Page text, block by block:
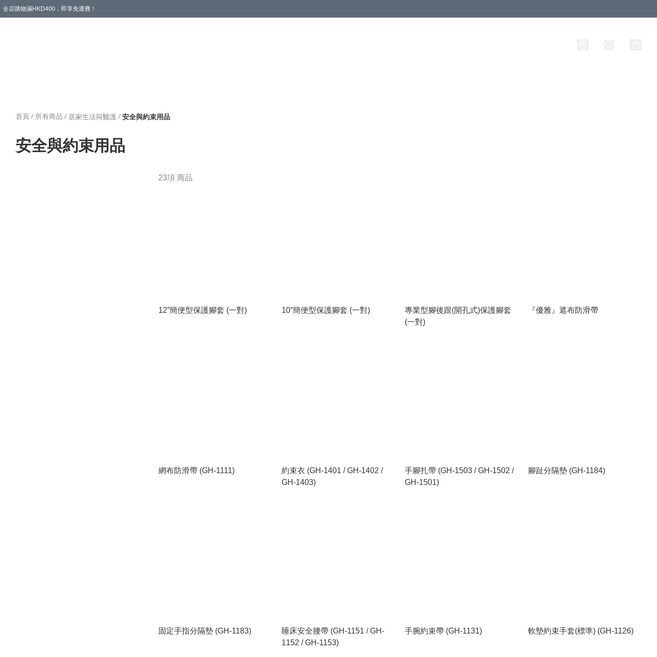
全店購物滿HKD400，即享免運費！
首頁 / 所有商品 / 居家生活與醫護 / 安全與約束用品
安全與約束用品
23項 商品
12”簡便型保護腳套 (一對) 10”簡便型保護腳套 (一對)
專業型腳後跟(開孔式)保護腳套
(一對)
『優雅』遮布防滑帶
網布防滑帶 (GH-1111)
約束衣 (GH-1401 / GH-1402 /
GH-1403)
手腳扎帶 (GH-1503 / GH-1502 /
GH-1501)
腳趾分隔墊 (GH-1184)
固定手指分隔墊 (GH-1183)
睡床安全腰帶 (GH-1151 / GH-
1152 / GH-1153)
手腕約束帶 (GH-1131) 軟墊約束手套(標準) (GH-1126)